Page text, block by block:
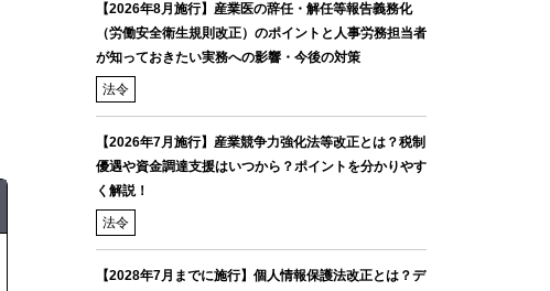
【2026年8月施行】産業医の辞任・解任等報告義務化
（労働安全衛生規則改正）のポイントと人事労務担当者
が知っておきたい実務への影響・今後の対策
法令
【2026年7月施行】産業競争力強化法等改正とは？税制
優遇や資金調達支援はいつから？ポイントを分かりやす
く解説！
法令
【2028年7月までに施行】個人情報保護法改正とは？デ